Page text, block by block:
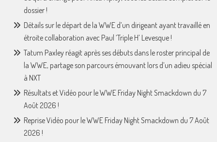
dossier !
Détails sur le départ de la WWE d’un dirigeant ayant travaillé en
étroite collaboration avec Paul ‘Triple H’ Levesque !
Tatum Paxley réagit après ses débuts dans le roster principal de
la WWE, partage son parcours émouvant lors d’un adieu spécial
à NXT
Résultats et Vidéo pour le WWE Friday Night Smackdown du 7
Août 2026 !
Reprise Vidéo pour le WWE Friday Night Smackdown du 7 Août
2026 !